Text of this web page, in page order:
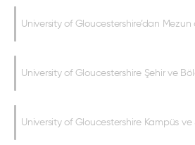
University of Gloucestershire’dan
University of Gloucestershire Şehir ve
University of Gloucestershire Kampüs ve